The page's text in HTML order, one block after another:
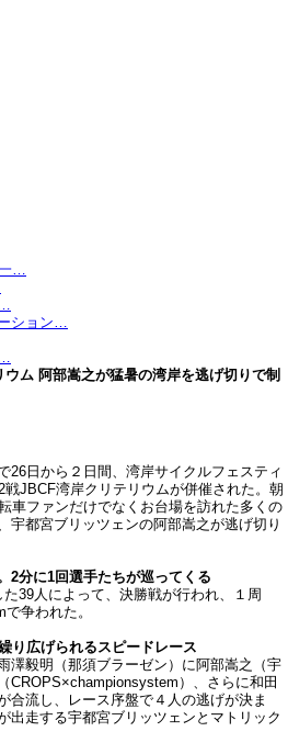
…
ション…
ム 阿部嵩之が猛暑の湾岸を逃げ切りで制
26日から２日間、湾岸サイクルフェスティ
JBCF湾岸クリテリウムが併催された。朝
車ファンだけでなくお台場を訪れた多くの
宇都宮ブリッツェンの阿部嵩之が逃げ切り
2分に1回選手たちが巡ってくる
39人によって、決勝戦が行われ、１周
争われた。
り広げられるスピードレース
澤毅明（那須ブラーゼン）に阿部嵩之（宇
CROPS×championsystem）、さらに和田
合流し、レース序盤で４人の逃げが決ま
出走する宇都宮ブリッツェンとマトリック